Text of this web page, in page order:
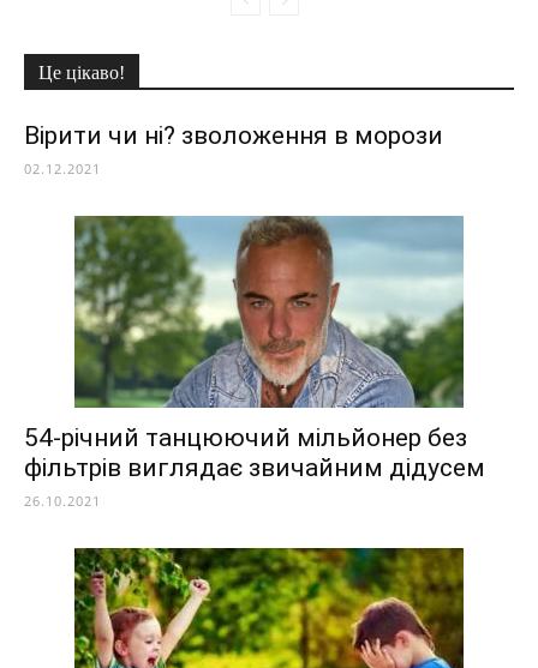
Це цікаво!
Вірити чи ні? зволоження в морози
02.12.2021
54-річний танцюючий мільйонер без
фільтрів виглядає звичайним дідусем
26.10.2021